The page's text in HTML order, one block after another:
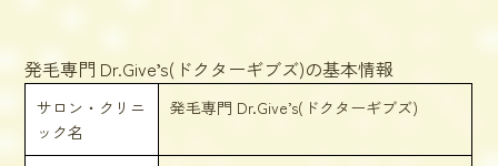
発毛専門 Dr.Give’s(ドクターギブズ)の基本情報
サロン・クリニ
ック名
発毛専門 Dr.Give’s(ドクターギブズ)